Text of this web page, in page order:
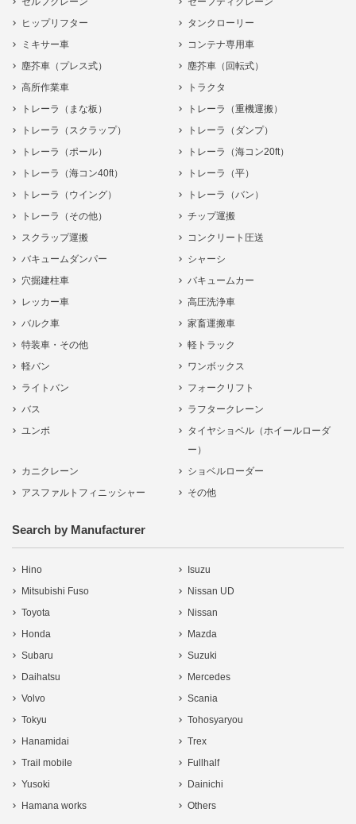
ヒップリフター
タンクローリー
ミキサー車
コンテナ専用車
塵芥車（プレス式）
塵芥車（回転式）
高所作業車
トラクタ
トレーラ（まな板）
トレーラ（重機運搬）
トレーラ（スクラップ）
トレーラ（ダンプ）
トレーラ（ポール）
トレーラ（海コン20ft）
トレーラ（海コン40ft）
トレーラ（平）
トレーラ（ウイング）
トレーラ（バン）
トレーラ（その他）
チップ運搬
スクラップ運搬
コンクリート圧送
バキュームダンパー
シャーシ
穴掘建柱車
バキュームカー
レッカー車
高圧洗浄車
バルク車
家畜運搬車
特装車・その他
軽トラック
軽バン
ワンボックス
ライトバン
フォークリフト
バス
ラフタークレーン
ユンボ
タイヤショベル（ホイールローダ
ー）
カニクレーン
ショベルローダー
アスファルトフィニッシャー
その他
Search by Manufacturer
Hino
Isuzu
Mitsubishi Fuso
Nissan UD
Toyota
Nissan
Honda
Mazda
Subaru
Suzuki
Daihatsu
Mercedes
Volvo
Scania
Tokyu
Tohosyaryou
Hanamidai
Trex
Trail mobile
Fullhalf
Yusoki
Dainichi
Hamana works
Others